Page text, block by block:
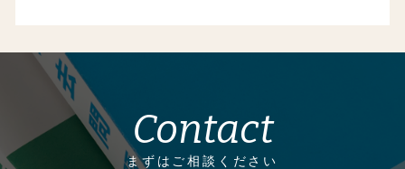
Contact
まずはご相談ください